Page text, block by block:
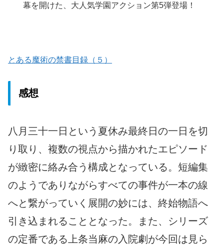
幕を開けた、大人気学園アクション第5弾登場！
とある魔術の禁書目録（５）
感想
八月三十一日という夏休み最終日の一日を切
り取り、複数の視点から描かれたエピソード
が緻密に絡み合う構成となっている。短編集
のようでありながらすべての事件が一本の線
へと繋がっていく展開の妙には、終始物語へ
引き込まれることとなった。また、シリーズ
の定番である上条当麻の入院劇が今回は見ら